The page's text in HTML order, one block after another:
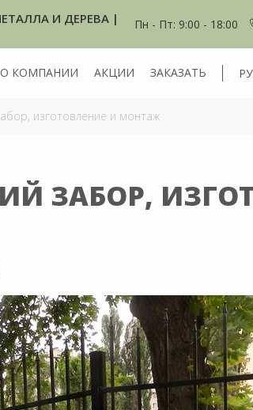
И ДЕРЕВА |
Пн - Пт: 9:00 - 18:00
О КОМПАНИИ АКЦИИ ЗАКАЗАТЬ
изготовление и монтаж
ЗАБОР,